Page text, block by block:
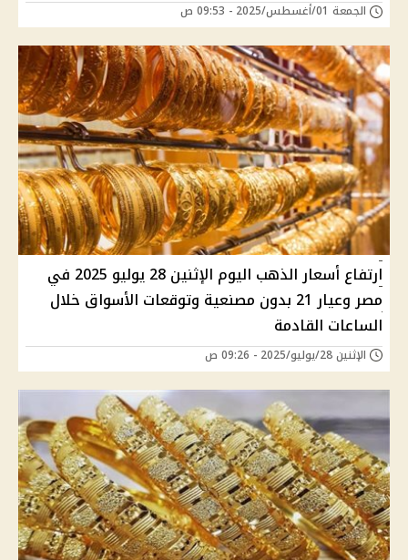
الجمعة 01/أغسطس/2025 - 09:53 ص
ارتفاع أسعار الذهب اليوم الإثنين 28 يوليو 2025 في
مصر وعيار 21 بدون مصنعية وتوقعات الأسواق خلال
الساعات القادمة
الإثنين 28/يوليو/2025 - 09:26 ص